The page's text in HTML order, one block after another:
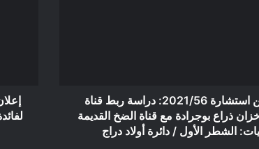
إعلان عن استشارة 2021/56: دراسة ربط قناة
ذراع بوجرادة مع قناة الضخ القديمة
الشطر الأول / دائرة أولاد دراج
مدارس
إبتدائية